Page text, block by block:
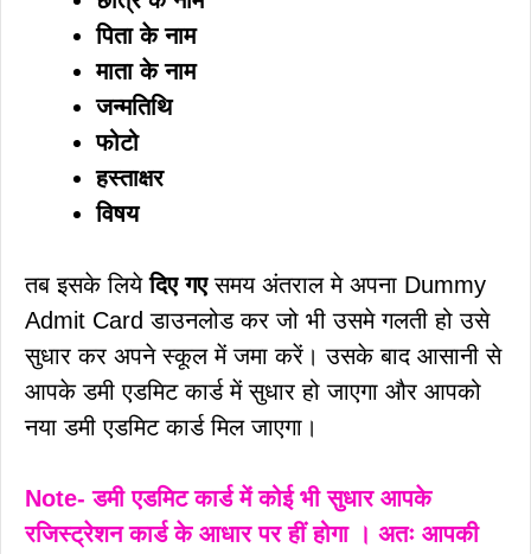
पिता के नाम
माता के नाम
जन्मतिथि
फोटो
हस्ताक्षर
विषय
तब इसके लियेदिए गएसमय अंतराल मे अपना Dummy
Admit Card डाउनलोड कर जो भी उसमे गलती हो उसे
सुधार कर अपने स्कूल में जमा करें। उसके बाद आसानी से
आपके डमी एडमिट कार्ड में सुधार हो जाएगा और आपको
नया डमी एडमिट कार्ड मिल जाएगा।
Note- डमी एडमिट कार्ड में कोई भी सुधार आपके
रजिस्ट्रेशन कार्ड के आधार पर हीं होगा । अतः आपकी